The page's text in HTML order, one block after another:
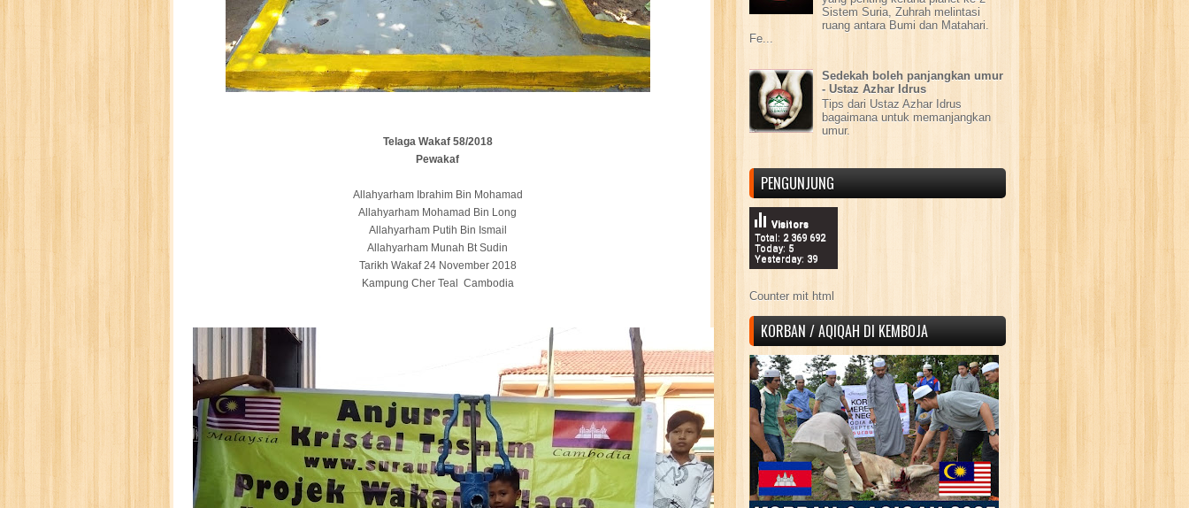
Telaga Wakaf 58/2018
Pewakaf
Allahyarham Ibrahim Bin Mohamad
Allahyarham Mohamad Bin Long
Allahyarham Putih Bin Ismail
Allahyarham Munah Bt Sudin
Tarikh Wakaf 24 November 2018
Kampung Cher Teal Cambodia
Sistem Suria, Zuhrah melintasi
ruang antara Bumi dan Matahari.
Fe...
Sedekah boleh panjangkan umur
- Ustaz Azhar Idrus
Tips dari Ustaz Azhar Idrus
bagaimana untuk memanjangkan
umur.
PENGUNJUNG
Total: 2 369 692
Today: 5
Yesterday: 39
Visitors
Counter mit html
KORBAN / AQIQAH DI KEMBOJA